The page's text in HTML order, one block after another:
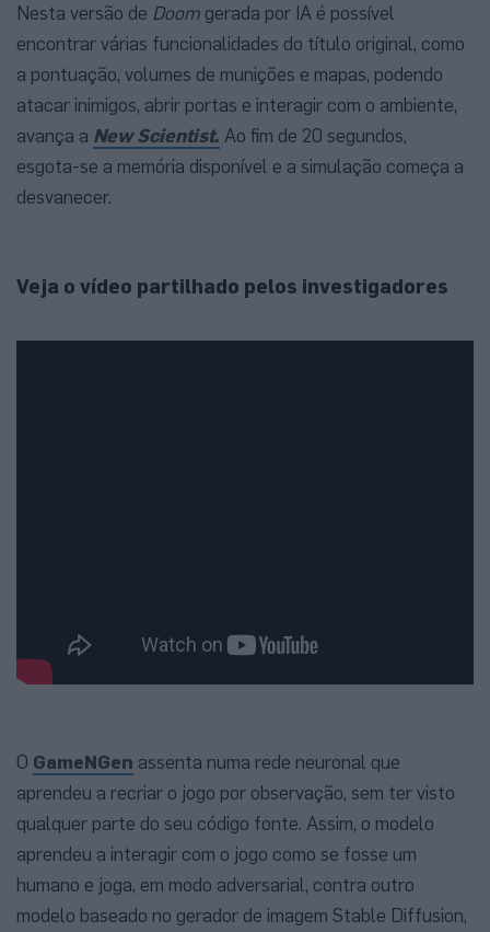
Nesta versão de Doom gerada por IA é possível
encontrar várias funcionalidades do título original, como
a pontuação, volumes de munições e mapas, podendo
atacar inimigos, abrir portas e interagir com o ambiente,
avança a New Scientist. Ao fim de 20 segundos,
esgota-se a memória disponível e a simulação começa a
desvanecer.
Veja o vídeo partilhado pelos investigadores
O GameNGen assenta numa rede neuronal que
aprendeu a recriar o jogo por observação, sem ter visto
qualquer parte do seu código fonte. Assim, o modelo
aprendeu a interagir com o jogo como se fosse um
humano e joga, em modo adversarial, contra outro
modelo baseado no gerador de imagem Stable Diffusion,